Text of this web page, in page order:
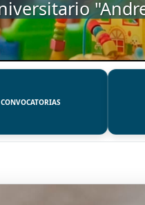
CONVOCATORIAS